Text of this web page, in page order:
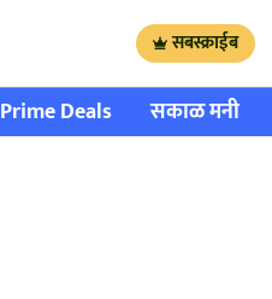
सबस्क्राईब
Prime Deals सकाळ मनी